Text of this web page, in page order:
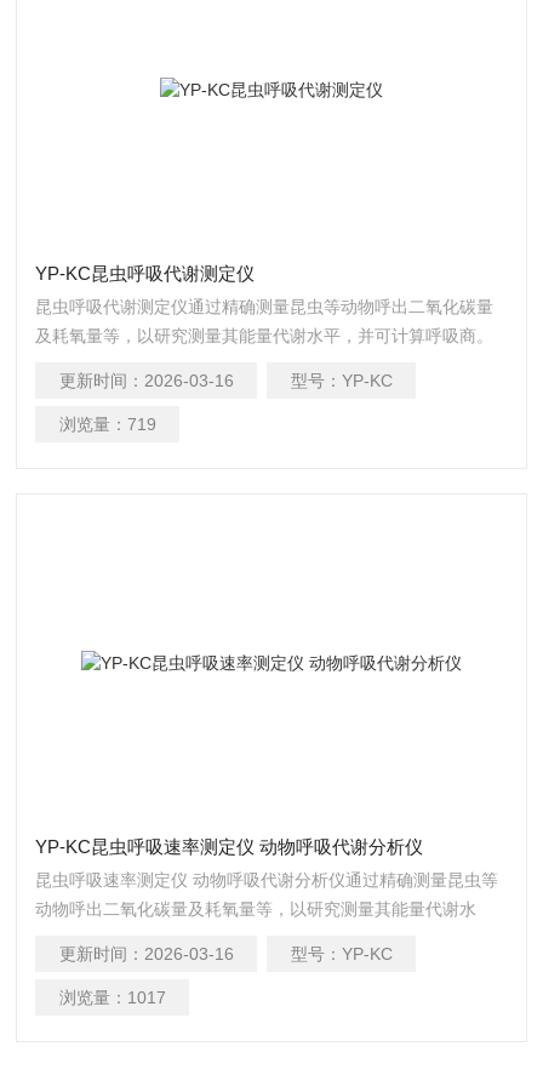
YP-KC昆虫呼吸代谢测定仪
昆虫呼吸代谢测定仪通过精确测量昆虫等动物呼出二氧化碳量
及耗氧量等，以研究测量其能量代谢水平，并可计算呼吸商。
更新时间： 2026-03-16 型号： YP-KC
浏览量： 719
YP-KC昆虫呼吸速率测定仪 动物呼吸代谢分析仪
昆虫呼吸速率测定仪 动物呼吸代谢分析仪通过精确测量昆虫等
动物呼出二氧化碳量及耗氧量等，以研究测量其能量代谢水
更新时间： 2026-03-16 型号： YP-KC
浏览量： 1017